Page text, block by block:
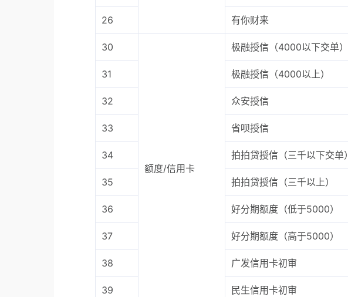
26 有你财来
30
额度/信用卡
极融授信（4000以下交单）
31 极融授信（4000以上）
32 众安授信
33 省呗授信
34 拍拍贷授信（三千以下交单）
35 拍拍贷授信（三千以上）
36 好分期额度（低于5000）
37 好分期额度（高于5000）
38 广发信用卡初审
39 民生信用卡初审